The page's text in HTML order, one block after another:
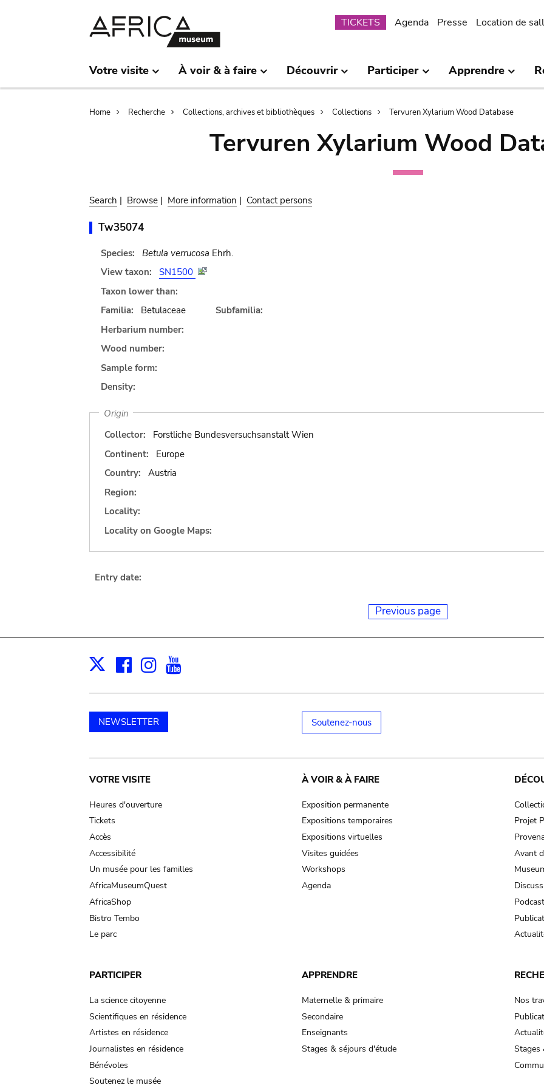
Submenu
TICKETS Agenda Presse Location de
Votre visite À voir & à faire Découvrir Participer Apprendre
Breadcrumb
Home Recherche Collections, archives et bibliothèques Collections Tervuren Xylarium Wood Database
Tervuren Xylarium Wood
Search | Browse | More information | Contact persons
Tw35074
Species: Betula verrucosa Ehrh.
View taxon:
SN1500
Taxon lower than:
Familia:
Betulaceae
Subfamilia:
Herbarium number:
Wood number:
Sample form:
Density:
Origin
Collector:
Forstliche Bundesversuchsanstalt Wien
Continent:
Europe
Country:
Austria
Region:
Locality:
Locality on Google Maps:
Entry date:
Previous page
X Facebook
Instagram
NEWSLETTER Soutenez-nous
Main
navigation
VOTRE VISITE
Heures d'ouverture
Tickets
Accès
Accessibilité
Un musée pour les familles
AfricaMuseumQuest
AfricaShop
Bistro Tembo
Le parc
À VOIR & À FAIRE
Exposition permanente
Expositions temporaires
Expositions virtuelles
Visites guidées
Workshops
Agenda
Projet
Avant
PARTICIPER
La science citoyenne
Scientifiques en résidence
Artistes en résidence
Journalistes en résidence
Bénévoles
Soutenez le musée
APPRENDRE
Maternelle & primaire
Secondaire
Enseignants
Stages & séjours d'étude
Nos
Stages